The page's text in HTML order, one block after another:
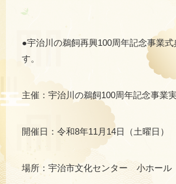
●宇治川の鵜飼再興100周年記念事業式
す。
主催：宇治川の鵜飼100周年記念事業
開催日：令和8年11月14日（土曜日）
場所：宇治市文化センター 小ホール